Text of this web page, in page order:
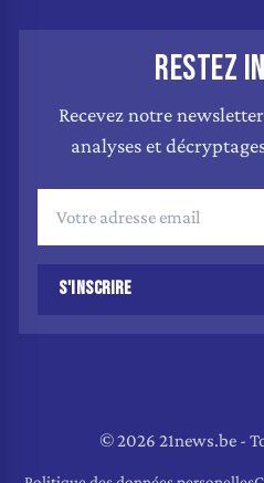
RESTEZ
Recevez notre
analyses et
S'INSCRIRE
© 2026 21news.be -